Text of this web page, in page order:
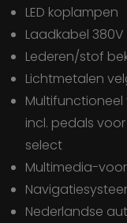
LED koplampen
Laadkabel 380V
Lederen/stof
Lichtmetalen
Multifunctioneel verwarmbaar 2 spaak stuurwiel
incl. pedals
select
Multimedia-
Nederlandse